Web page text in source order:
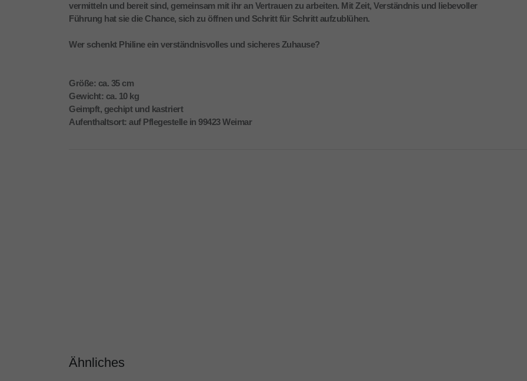
vermitteln und bereit sind, gemeinsam mit ihr an Vertrauen zu arbeiten. Mit Zeit, Verständnis und liebevoller
Führung hat sie die Chance, sich zu öffnen und Schritt für Schritt aufzublühen.
Wer schenkt Philine ein verständnisvolles und sicheres Zuhause?
Größe: ca. 35 cm
Gewicht: ca. 10 kg
Geimpft, gechipt und kastriert
Aufenthaltsort: auf Pflegestelle in 99423 Weimar
Ähnliches